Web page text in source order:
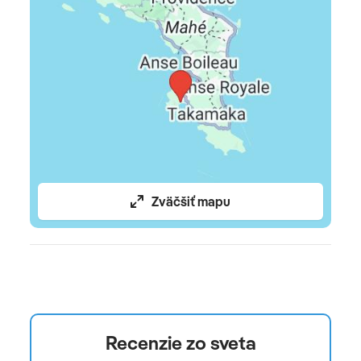
leteckú dopravu, ubytovanie, stravovanie podľa výberu,
servisné poplatky (letiskové poplatky, bezpečnostná
taxa, iné poplatky súvisiace s vykonaním leteckej
dopravy), transfery letisko - hotel - letisko, delegáta na
environmentálnu daň (cca 1,50 – 10 EUR /os nad 12
rokov; výška poplatku závisí od kategórie a veľkosti
ubytovacieho zariadenia), povinnú elektronickú vstupnú
Oficiálne hodnotenie
Zväčšiť mapu
Recenzie zo sveta